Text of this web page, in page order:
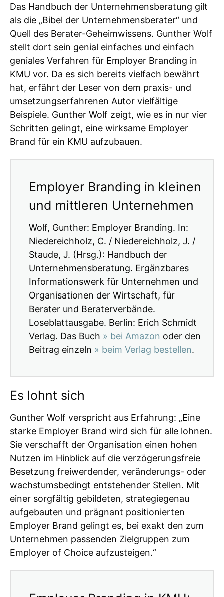
Das Handbuch der Unternehmensberatung gilt
als die „Bibel der Unternehmensberater“ und
Quell des Berater-Geheimwissens. Gunther Wolf
stellt dort sein genial einfaches und einfach
geniales Verfahren für Employer Branding in
KMU vor. Da es sich bereits vielfach bewährt
hat, erfährt der Leser von dem praxis- und
umsetzungserfahrenen Autor vielfältige
Beispiele. Gunther Wolf zeigt, wie es in nur vier
Schritten gelingt, eine wirksame Employer
Brand für ein KMU aufzubauen.
Employer Branding in kleinen
und mittleren Unternehmen
Wolf, Gunther: Employer Branding. In:
Niedereichholz, C. / Niedereichholz, J. /
Staude, J. (Hrsg.): Handbuch der
Unternehmensberatung. Ergänzbares
Informationswerk für Unternehmen und
Organisationen der Wirtschaft, für
Berater und Beraterverbände.
Loseblattausgabe. Berlin: Erich Schmidt
Verlag. Das Buch » bei Amazon oder den
Beitrag einzeln » beim Verlag bestellen.
Es lohnt sich
Gunther Wolf verspricht aus Erfahrung: „Eine
starke Employer Brand wird sich für alle lohnen.
Sie verschafft der Organisation einen hohen
Nutzen im Hinblick auf die verzögerungsfreie
Besetzung freiwerdender, veränderungs- oder
wachstumsbedingt entstehender Stellen. Mit
einer sorgfältig gebildeten, strategiegenau
aufgebauten und prägnant positionierten
Employer Brand gelingt es, bei exakt den zum
Unternehmen passenden Zielgruppen zum
Employer of Choice aufzusteigen.“